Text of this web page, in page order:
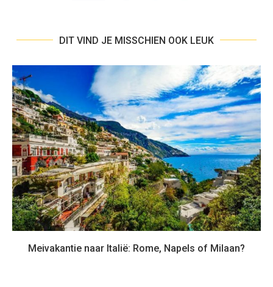
DIT VIND JE MISSCHIEN OOK LEUK
Meivakantie naar Italië: Rome, Napels of Milaan?